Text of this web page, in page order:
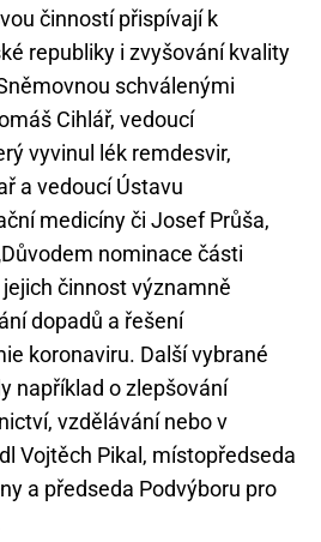
činností přispívají k
republiky i zvyšování kvality
schválenými
Cihlář, vedoucí
vyvinul lék remdesvir,
a vedoucí Ústavu
medicíny či Josef Průša,
nominace části
činnost významně
dopadů a řešení
koronaviru. Další vybrané
například o zlepšování
vzdělávání nebo v
Vojtěch Pikal, místopředseda
a předseda Podvýboru pro